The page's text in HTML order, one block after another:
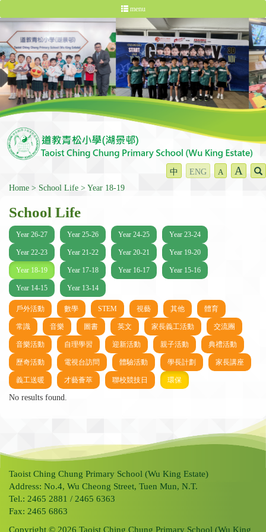
menu
中 ENG A A
Home School Life Year 18-19
School Life
Year 26-27 Year 25-26 Year 24-25 Year 23-24
Year 22-23 Year 21-22 Year 20-21 Year 19-20
Year 18-19 Year 17-18 Year 16-17 Year 15-16
Year 14-15 Year 13-14
戶外活動 數學 STEM 視藝 其他 體育
常識 音樂 圖書 英文 家長義工活動 交流團
音樂活動 自理學習 迎新活動 親子活動 典禮活動
歷奇活動 電視台訪問 體驗活動 學長計劃 家長講座
義工送暖 才藝薈萃 聯校競技日 環保
No results found.
Taoist Ching Chung Primary School (Wu King Estate)
Address: No.4, Wu Cheong Street, Tuen Mun, N.T.
Tel.: 2465 2881 / 2465 6363
Fax: 2465 6863
Copyright © 2026 Taoist Ching Chung Primary School (Wu King